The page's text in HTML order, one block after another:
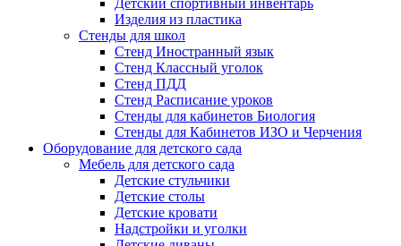
Детский спортивный инвентарь
Изделия из пластика
Стенды для школ
Стенд Иностранный язык
Стенд Классный уголок
Стенд ПДД
Стенд Расписание уроков
Стенды для кабинетов Биология
Стенды для Кабинетов ИЗО и Черчения
Оборудование для детского сада
Мебель для детского сада
Детские стульчики
Детские столы
Детские кровати
Надстройки и уголки